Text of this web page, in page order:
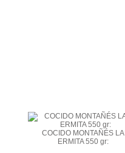
COCIDO MONTAÑÉS LA
ERMITA 550 gr: